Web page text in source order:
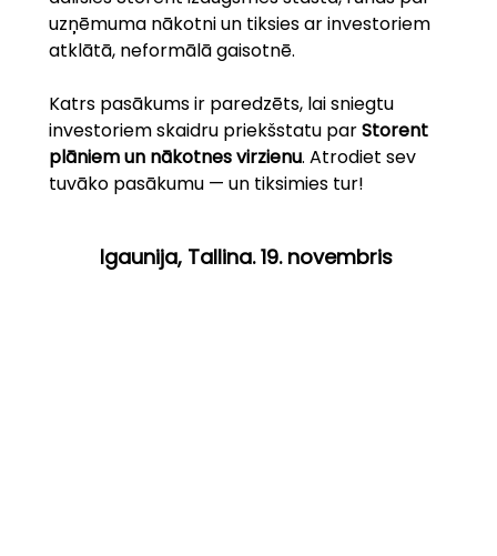
uzņēmuma nākotni un tiksies ar investoriem
atklātā, neformālā gaisotnē.
Katrs pasākums ir paredzēts, lai sniegtu
investoriem skaidru priekšstatu par Storent
plāniem un nākotnes virzienu. Atrodiet sev
tuvāko pasākumu — un tiksimies tur!
Igaunija, Tallina. 19. novembris